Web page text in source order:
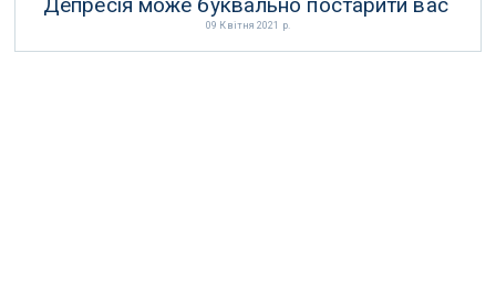
Депресія може буквально постарити вас
09 Квітня 2021 р.